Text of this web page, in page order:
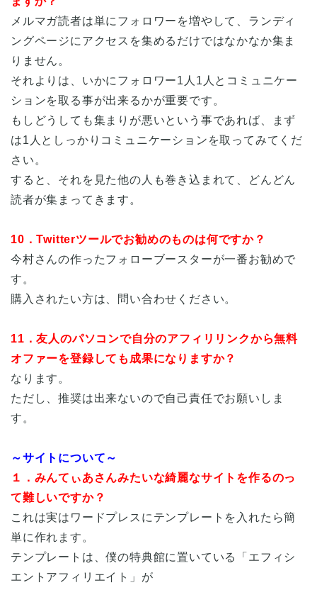
メルマガ読者は単にフォロワーを増やして、ランディ
ングページにアクセスを集めるだけではなかなか集ま
りません。
それよりは、いかにフォロワー1人1人とコミュニケー
ションを取る事が出来るかが重要です。
もしどうしても集まりが悪いという事であれば、まず
は1人としっかりコミュニケーションを取ってみてくだ
さい。
すると、それを見た他の人も巻き込まれて、どんどん
読者が集まってきます。
10．Twitterツールでお勧めのものは何ですか？
今村さんの作ったフォローブースターが一番お勧めで
す。
購入されたい方は、問い合わせください。
11．友人のパソコンで自分のアフィリリンクから無料
オファーを登録しても成果になりますか？
なります。
ただし、推奨は出来ないので自己責任でお願いしま
す。
～サイトについて～
１．みんてぃあさんみたいな綺麗なサイトを作るのっ
て難しいですか？
これは実はワードプレスにテンプレートを入れたら簡
単に作れます。
テンプレートは、僕の特典館に置いている「エフィシ
エントアフィリエイト」が